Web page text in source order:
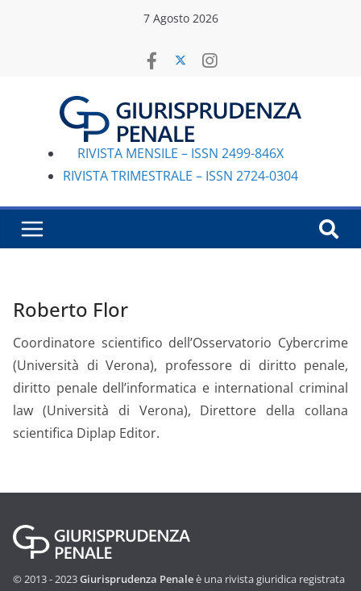
7 Agosto 2026
RIVISTA MENSILE – ISSN 2499-846X
RIVISTA TRIMESTRALE – ISSN 2724-0304
Roberto Flor
Coordinatore scientifico dell’Osservatorio Cybercrime
(Università di Verona), professore di diritto penale,
diritto penale dell’informatica e international criminal
law (Università di Verona), Direttore della collana
scientifica Diplap Editor.
© 2013 - 2023Giurisprudenza Penaleè una rivista giuridica registrata